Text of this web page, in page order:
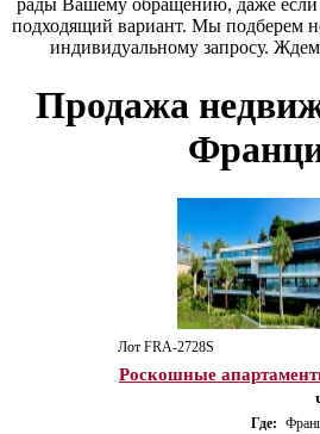
рады Вашему обращению, даже если
подходящий вариант. Мы подберем
индивидуальному запросу.
Продажа
Лот FRA-2728S
Роскошные
Где: